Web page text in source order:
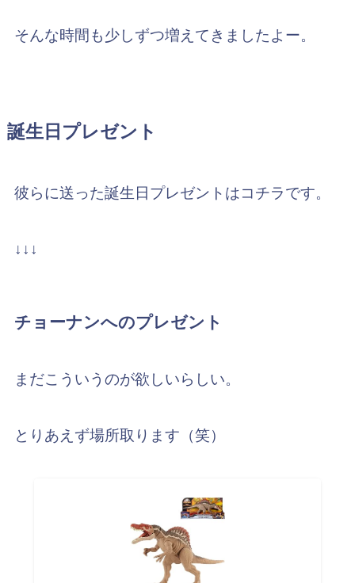
そんな時間も少しずつ増えてきましたよー。
誕生日プレゼント
彼らに送った誕生日プレゼントはコチラです。
↓↓↓
チョーナンへのプレゼント
まだこういうのが欲しいらしい。
とりあえず場所取ります（笑）